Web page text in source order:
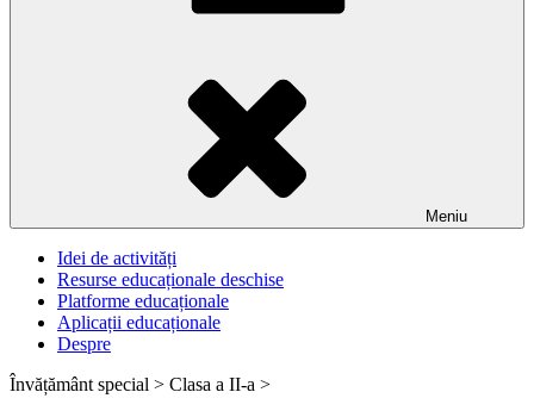
Meniu
Idei de activități
Resurse educaționale deschise
Platforme educaționale
Aplicații educaționale
Despre
Învățământ special > Clasa a II-a >